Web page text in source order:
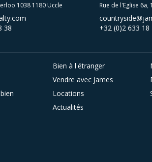
1038 1180 Uccle
38
Rue de l'Eglise 6a,
+32 (0)2 633 18
Bien à l'étranger
Vendre avec James
Locations
Actualités